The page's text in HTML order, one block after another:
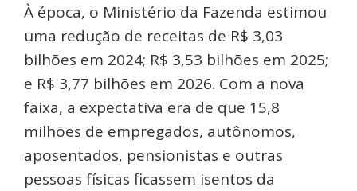
À época, o Ministério da Fazenda estimou
uma redução de receitas de R$ 3,03
bilhões em 2024; R$ 3,53 bilhões em 2025;
e R$ 3,77 bilhões em 2026. Com a nova
faixa, a expectativa era de que 15,8
milhões de empregados, autônomos,
aposentados, pensionistas e outras
pessoas físicas ficassem isentos da